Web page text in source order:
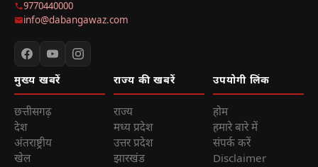
9770440000
info@dabangawaz.com
मुख्य खबरें
छत्तीसगढ़
देश
अंतराष्ट्रीय
खेल
राज्य की खबरें
राज्य
मध्य प्रदेश
उत्तर प्रदेश
झारखंड
उपयोगी लिंक
होम
हमारे बारे में
संपर्क करें
Disclaimer